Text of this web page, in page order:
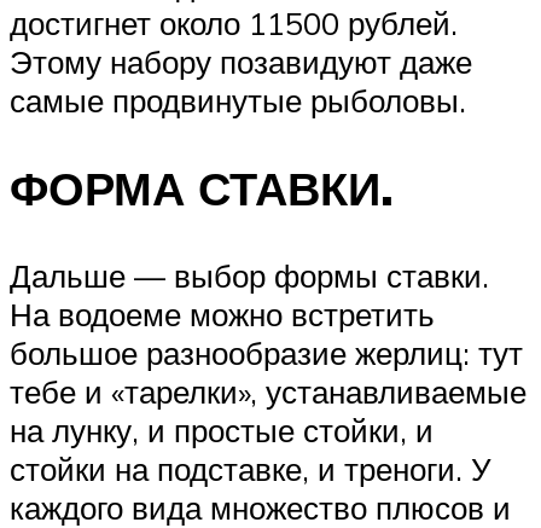
достигнет около 11500 рублей.
Этому набору позавидуют даже
самые продвинутые рыболовы.
ФОРМА СТАВКИ.
Дальше — выбор формы ставки.
На водоеме можно встретить
большое разнообразие жерлиц: тут
тебе и «тарелки», устанавливаемые
на лунку, и простые стойки, и
стойки на подставке, и треноги. У
каждого вида множество плюсов и